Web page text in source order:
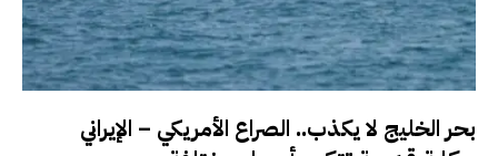
بحر الخليج لا يكذب.. الصراع الأمريكي – الإيراني